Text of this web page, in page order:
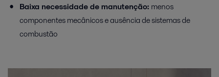
Baixa necessidade de manutenção: menos
componentes mecânicos e ausência de sistemas de
combustão